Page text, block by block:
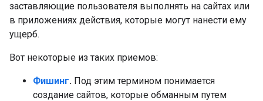
заставляющие пользователя выполнять на сайтах или
в приложениях действия, которые могут нанести ему
ущерб.
Вот некоторые из таких приемов:
Фишинг. Под этим термином понимается
создание сайтов, которые обманным путем